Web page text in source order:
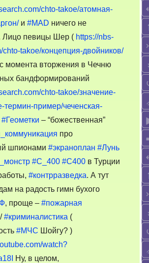
chto-takoe/атомная-
и #MAD ничего не
Лицо певицы Шер ( https://nbs-
chto-takoe/концепция-двойников/
момента вторжения в Чечню
бандформирований
chto-takoe/значение-
термин-пример/чеченская-
#Геометки – “божественная”
про
шпионами #экраноплан #Лунь
#С_400 #C400 в Турции
#контрразведка. А тут
на радость гимн бухого
, проще – #пожарная
/#криминалистика (
#МЧС Шойгу? )
watch?
Ну, в целом,